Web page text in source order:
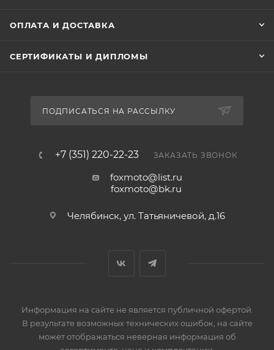
ОПЛАТА И ДОСТАВКА
СЕРТИФИКАТЫ И ДИПЛОМЫ
ПОДПИСАТЬСЯ НА РАССЫЛКУ
+7 (351) 220-22-23 ЗАКАЗАТЬ ЗВОНОК
foxmoto@list.ru
foxmoto@bk.ru
Челябинск, ул. Татьяничевой, д.16
Информация на сайте не является публичной офертой.
В результате возможных технических ошибок, на сайте
может отображаться неверная информация об